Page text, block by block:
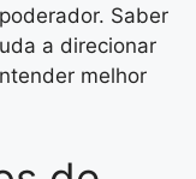
Saber
a direcionar
melhor